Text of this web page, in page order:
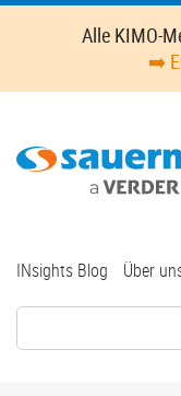
Skip
content
Alle KIMO-
➡️
Top
INsights Blog Über